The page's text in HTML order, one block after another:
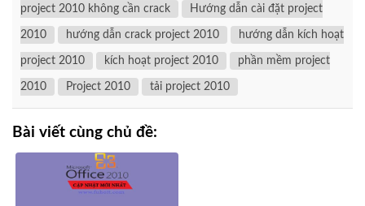
project 2010 không cần crack Hướng dẫn cài đặt project
2010 hướng dẫn crack project 2010 hướng dẫn kích hoạt
project 2010 kích hoạt project 2010 phần mềm project
2010 Project 2010 tải project 2010
Bài viết cùng chủ đề: